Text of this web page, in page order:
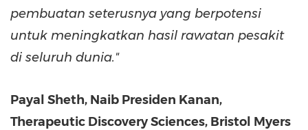
pembuatan seterusnya yang berpotensi
untuk meningkatkan hasil rawatan pesakit
di seluruh dunia."
Payal Sheth, Naib Presiden Kanan,
Therapeutic Discovery Sciences, Bristol Myers